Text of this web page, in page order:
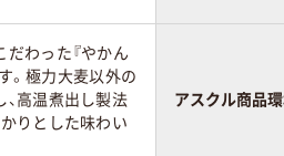
わった『やかん
。極力大麦以外の
高温煮出し製法
りとした味わい
アスクル商品